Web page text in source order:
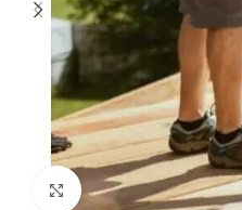
Kliki suurendamiseks